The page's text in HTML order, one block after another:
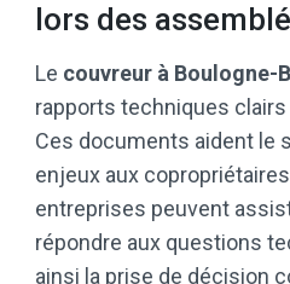
lors des
Le couvreur à Boulogne-
rapports techniques
Ces documents aident le
enjeux aux
entreprises peuvent
répondre aux questions
ainsi la prise de décision